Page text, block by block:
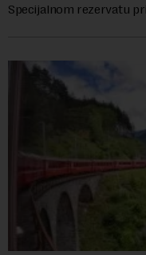
Specijalnom rezervatu